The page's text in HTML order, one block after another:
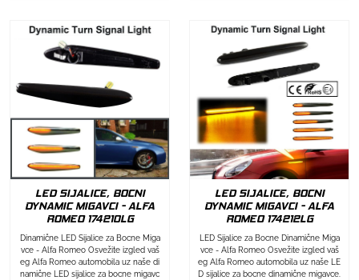
LED SIJALICE, BOCNI
DYNAMIC MIGAVCI - ALFA
ROMEO 174210LG
Dinamične LED Sijalice za Bocne Miga
vce - Alfa Romeo Osvežite izgled vaš
eg Alfa Romeo automobila uz naše di
namične LED sijalice za bocne migavc
LED SIJALICE, BOCNI
DYNAMIC MIGAVCI - ALFA
ROMEO 174212LG
LED Sijalice za Bocne Dinamične Miga
vce - Alfa Romeo Osvežite izgled vaš
eg Alfa Romeo automobila uz naše LE
D sijalice za bocne dinamične migavce.